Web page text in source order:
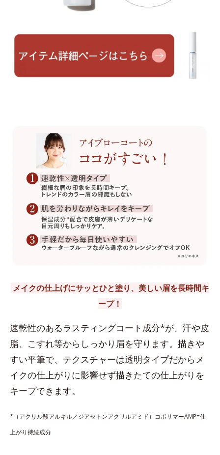
メイクの仕上げにサッとひと塗り、美しい眉を長時間キ
ープ！
速乾性のあるラスティングコート成分*が、汗や皮
脂、こすれ等からしっかり眉を守ります。描きや
すい平筆で、テクスチャーは透明タイプだからメ
イクの仕上がりに影響せず描きたての仕上がりを
キープできます。
*（アクリル酸アルキル／ジアセトンアクリルアミド）コポリマーAMP=仕
上がり持続成分